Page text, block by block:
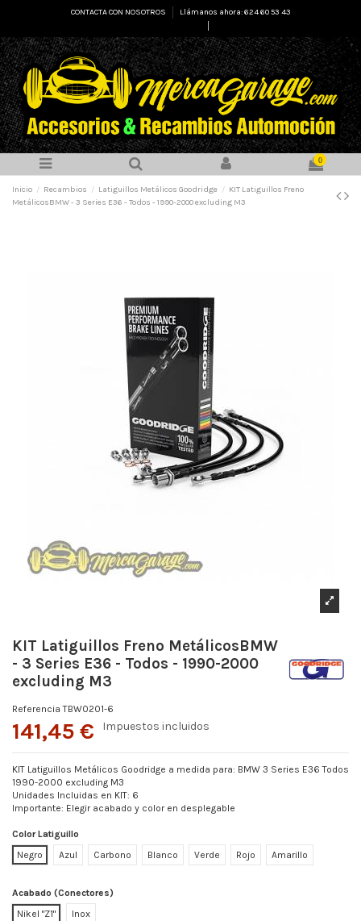
CONTACTA CON NOSOTROS
Llámanos ahora: 624 60 53 43
0
Inicio Recambios Latiguillos Metálicos Goodridge
KIT Latiguillos Freno
MetálicosBMW - 3 Series E36 - Todos - 1990-2000 excluding M3
KIT Latiguillos Freno MetálicosBMW
- 3 Series E36 - Todos - 1990-2000
excluding M3
Referencia TBW0201-6
141,45 € Impuestos incluidos
KIT Latiguillos Metálicos Goodridge a medida para: BMW 3 Series E36 Todos
1990-2000 excluding M3
Unidades Incluidas en KIT: 6
Importante: Elegir acabado y color en desplegable
Color Latiguillo
Negro
Azul Carbono Blanco Verde Rojo Amarillo
Acabado (Conectores)
Nikel "Z1"
Inox